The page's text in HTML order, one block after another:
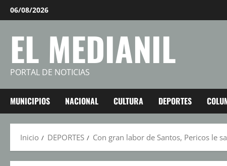
Saltar
al
06/08/2026
EL MEDIANIL
PORTAL DE NOTICIAS
MUNICIPIOS NACIONAL CULTURA DEPORTES
Inicio DEPORTES Con gran labor de Santos, Pericos le